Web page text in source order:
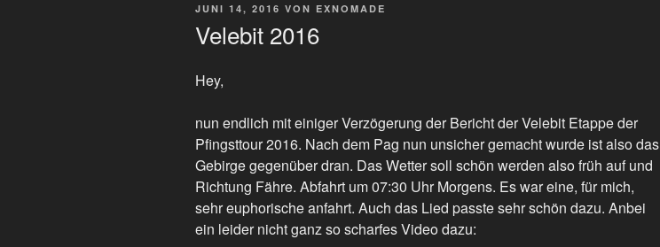
VERÖFFENTLICHT
JUNI 14, 2016 VON EXNOMADE
Velebit 2016
Hey,
nun endlich mit einiger Verzögerung der Bericht der Velebit Etappe der
Pfingsttour 2016. Nach dem Pag nun unsicher gemacht wurde ist also das
Gebirge gegenüber dran. Das Wetter soll schön werden also früh auf und
Richtung Fähre. Abfahrt um 07:30 Uhr Morgens. Es war eine, für mich,
sehr euphorische anfahrt. Auch das Lied passte sehr schön dazu. Anbei
ein leider nicht ganz so scharfes Video dazu: